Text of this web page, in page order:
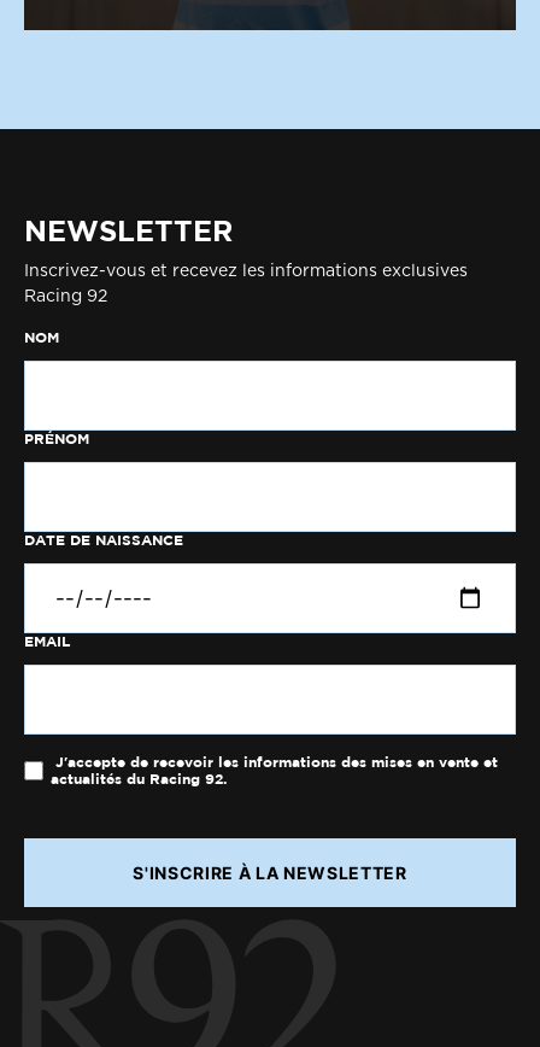
NEWSLETTER
Inscrivez-vous et recevez les informations exclusives
Racing 92
NOM
PRÉNOM
DATE DE NAISSANCE
EMAIL
J'accepte de recevoir les informations des mises en vente et
actualités du Racing 92.
S'INSCRIRE À LA NEWSLETTER